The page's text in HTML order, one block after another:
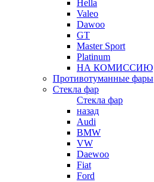
Hella
Valeo
Dawoo
GT
Master Sport
Platinum
НА КОМИССИЮ
Противотуманные фары
Стекла фар
Стекла фар
назад
Audi
BMW
VW
Daewoo
Fiat
Ford